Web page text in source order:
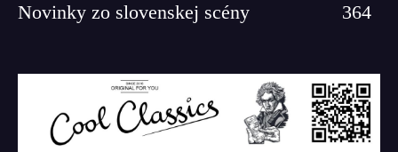
Novinky zo slovenskej scény
364